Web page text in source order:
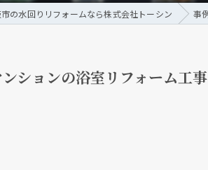
の水回りリフォームなら株式会社トーシン 事
ションの浴室リフォーム工